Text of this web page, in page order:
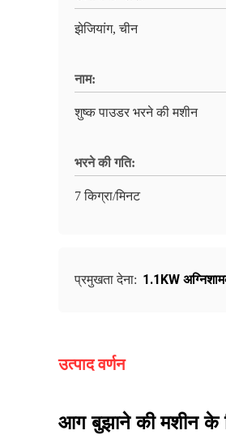
झेजियांग, चीन
नाम:
शुष्क पाउडर भरने की मशीन
भरने की गति:
7 किग्रा/मिनट
प्रमुखता देना: 1.1KW
उत्पाद वर्णन
आग बुझाने की मशीन के